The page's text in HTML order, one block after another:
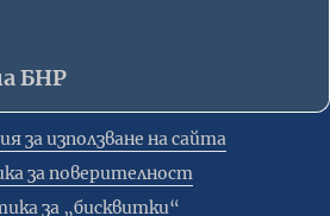
БНР
за използване на сайта
за поверителност
за „бисквитки“